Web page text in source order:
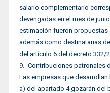
salario complementario
devengadas en el mes de
estimación fueron propuestas
además como destinatarias
del artículo 6 del decreto 332/
9.- Contribuciones patronales
Las empresas que
a) del apartado 4 gozarán del